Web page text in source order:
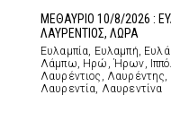
ΜΕΘΑΥΡΙΟ 10/8/2026 :
ΛΑΥΡΕΝΤΙΟΣ, ΛΩΡΑ
Ευλαμπία, Ευλαμπή,
Λάμπω, Ηρώ, Ήρων,
Λαυρέντιος,
Λαυρεντία, Λαυρεντίνα